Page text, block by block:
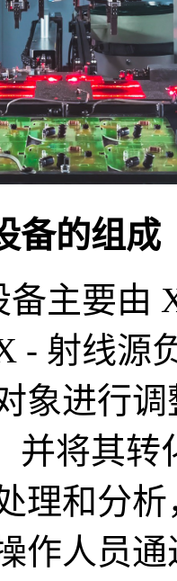
备的组成
主要由
- 射线源
象进行
并将其
理和分
作人员